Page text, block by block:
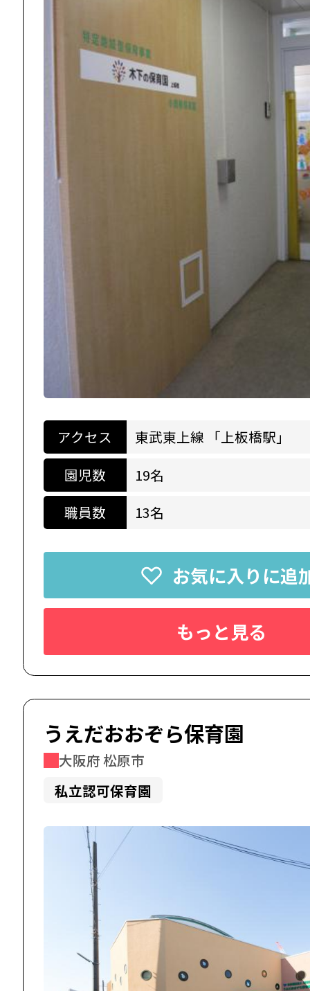
アクセス
東武東上線 「上板橋駅」
園児数
19名
職員数
13名
お気に入りに追
もっと見る
うえだおおぞら保育園
大阪府 松原市
私立認可保育園